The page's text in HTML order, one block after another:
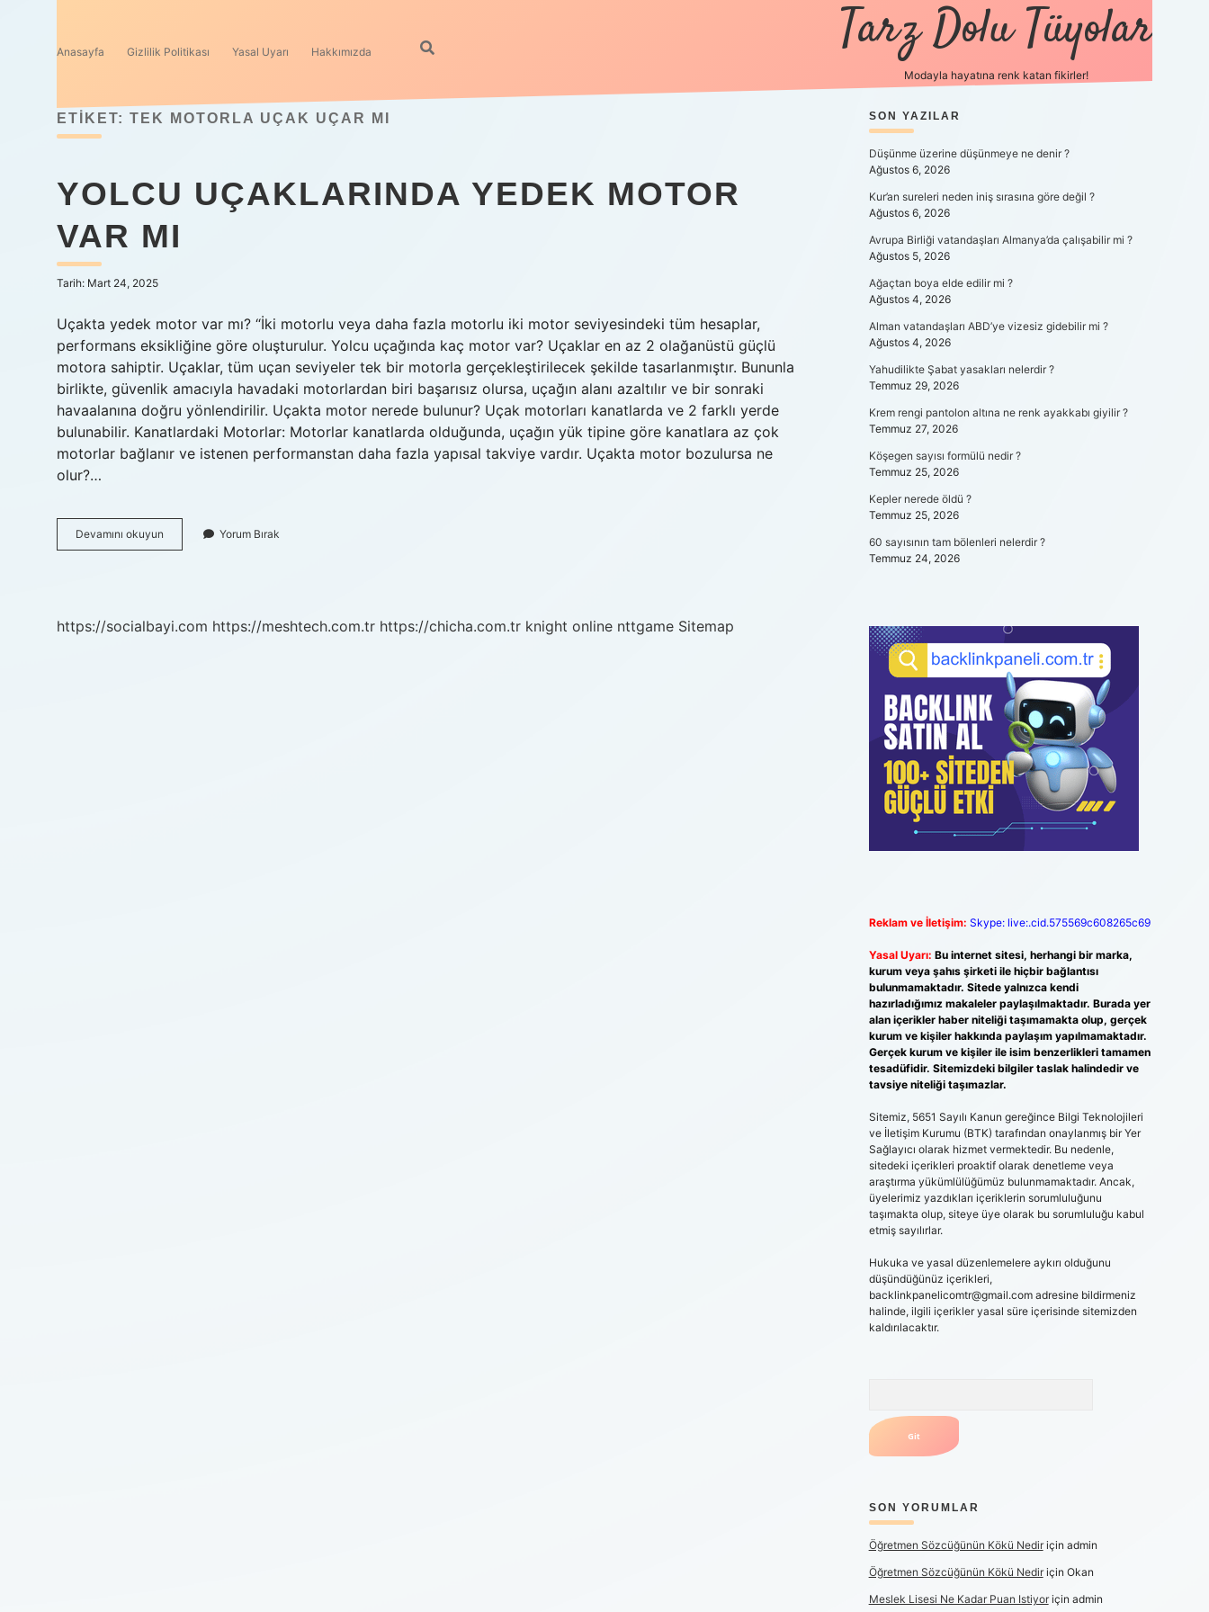
Anasayfa Gizlilik Politikası Yasal Uyarı Hakkımızda Tarz Dolu Tüyolar
Modayla hayatına renk katan fikirler!
ETIKET: TEK MOTORLA UÇAK UÇAR MI
YOLCU UÇAKLARINDA YEDEK MOTOR
VAR MI
Tarih: Mart 24, 2025
Uçakta yedek motor var mı? “İki motorlu veya daha fazla motorlu iki motor seviyesindeki tüm hesaplar,
performans eksikliğine göre oluşturulur. Yolcu uçağında kaç motor var? Uçaklar en az 2 olağanüstü güçlü
motora sahiptir. Uçaklar, tüm uçan seviyeler tek bir motorla gerçekleştirilecek şekilde tasarlanmıştır. Bununla
birlikte, güvenlik amacıyla havadaki motorlardan biri başarısız olursa, uçağın alanı azaltılır ve bir sonraki
havaalanına doğru yönlendirilir. Uçakta motor nerede bulunur? Uçak motorları kanatlarda ve 2 farklı yerde
bulunabilir. Kanatlardaki Motorlar: Motorlar kanatlarda olduğunda, uçağın yük tipine göre kanatlara az çok
motorlar bağlanır ve istenen performanstan daha fazla yapısal takviye vardır. Uçakta motor bozulursa ne
olur?…
Devamını okuyun
Uçaklarında
Yorum Bırak
https://socialbayi.com https://meshtech.com.tr https://chicha.com.tr knight online nttgame Sitemap
SIDEBAR
SON YAZILAR
Düşünme üzerine düşünmeye ne denir ?
Ağustos 6, 2026
Kur’an sureleri neden iniş sırasına göre değil ?
Ağustos 6, 2026
Avrupa Birliği vatandaşları Almanya’da çalışabilir mi ?
Ağustos 5, 2026
Ağaçtan boya elde edilir mi ?
Ağustos 4, 2026
Alman vatandaşları ABD’ye vizesiz gidebilir mi ?
Ağustos 4, 2026
Yahudilikte Şabat yasakları nelerdir ?
Temmuz 29, 2026
Krem rengi pantolon altına ne renk ayakkabı giyilir ?
Temmuz 27, 2026
Köşegen sayısı formülü nedir ?
Temmuz 25, 2026
Kepler nerede öldü ?
Temmuz 25, 2026
60 sayısının tam bölenleri nelerdir ?
Temmuz 24, 2026
Reklam ve İletişim: Skype: live:.cid.575569c608265c69
Yasal Uyarı: Bu internet sitesi, herhangi bir marka,
kurum veya şahıs şirketi ile hiçbir bağlantısı
bulunmamaktadır. Sitede yalnızca kendi
hazırladığımız makaleler paylaşılmaktadır. Burada yer
alan içerikler haber niteliği taşımamakta olup, gerçek
kurum ve kişiler hakkında paylaşım yapılmamaktadır.
Gerçek kurum ve kişiler ile isim benzerlikleri tamamen
tesadüfidir. Sitemizdeki bilgiler taslak halindedir ve
tavsiye niteliği taşımazlar.
Sitemiz, 5651 Sayılı Kanun gereğince Bilgi Teknolojileri
ve İletişim Kurumu (BTK) tarafından onaylanmış bir Yer
Sağlayıcı olarak hizmet vermektedir. Bu nedenle,
sitedeki içerikleri proaktif olarak denetleme veya
araştırma yükümlülüğümüz bulunmamaktadır. Ancak,
üyelerimiz yazdıkları içeriklerin sorumluluğunu
taşımakta olup, siteye üye olarak bu sorumluluğu kabul
etmiş sayılırlar.
Hukuka ve yasal düzenlemelere aykırı olduğunu
düşündüğünüz içerikleri,
backlinkpanelicomtr@gmail.comadresine bildirmeniz
halinde, ilgili içerikler yasal süre içerisinde sitemizden
kaldırılacaktır.
SON YORUMLAR
Öğretmen Sözcüğünün Kökü Nediriçin admin
Öğretmen Sözcüğünün Kökü Nediriçin Okan
Meslek Lisesi Ne Kadar Puan Istiyoriçin admin